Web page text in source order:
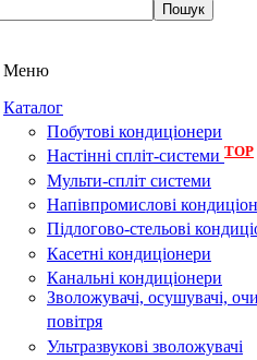
Меню
Каталог
Побутові кондиціонери
Настінні спліт-системи TOP
Мульти-спліт системи
Напівпромислові
Підлогово-стельові
Касетні кондиціонери
Канальні кондиціонери
Зволожувачі, осушувачі,
повітря
Ультразвукові зволожувачі